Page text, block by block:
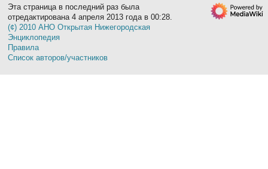
Эта страница в последний раз была
отредактирована 4 апреля 2013 года в 00:28.
(¢) 2010 АНО Открытая Нижегородская
Энциклопедия
Правила
Список авторов/участников